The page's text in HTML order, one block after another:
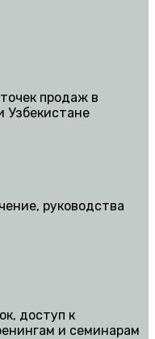
продаж в
Узбекистане
руководства
доступ к
и семинарам